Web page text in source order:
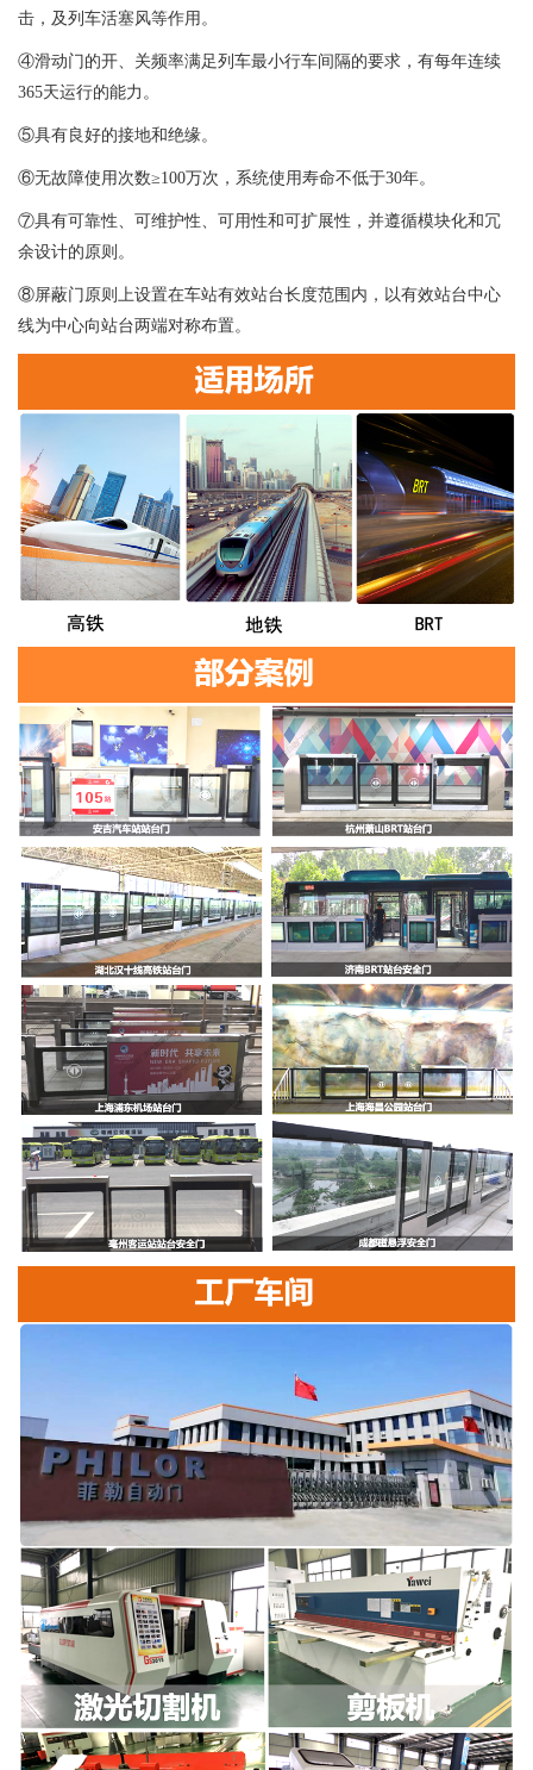
击，及列车活塞风等作用。
④滑动门的开、关频率满足列车最小行车间隔的要求，有每年连续
365天运行的能力。
⑤具有良好的接地和绝缘。
⑥无故障使用次数≥100万次，系统使用寿命不低于30年。
⑦具有可靠性、可维护性、可用性和可扩展性，并遵循模块化和冗
余设计的原则。
⑧屏蔽门原则上设置在车站有效站台长度范围内，以有效站台中心
线为中心向站台两端对称布置。